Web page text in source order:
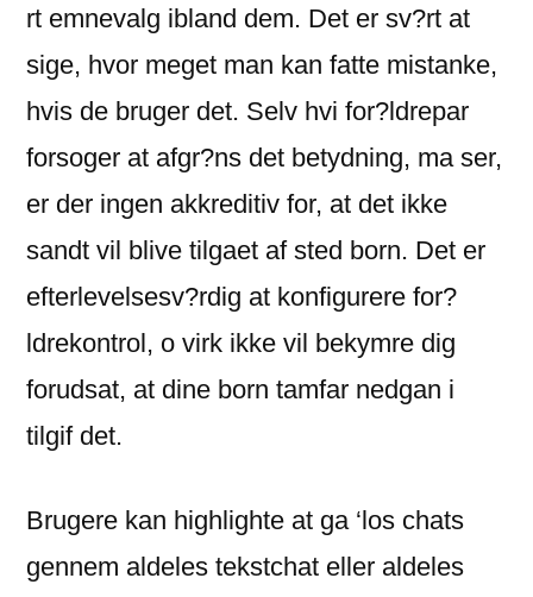
rt emnevalg ibland dem. Det er sv?rt at
sige, hvor meget man kan fatte mistanke,
hvis de bruger det. Selv hvi for?ldrepar
forsoger at afgr?ns det betydning, ma ser,
er der ingen akkreditiv for, at det ikke
sandt vil blive tilgaet af sted born. Det er
efterlevelsesv?rdig at konfigurere for?
ldrekontrol, o virk ikke vil bekymre dig
forudsat, at dine born tamfar nedgan i
tilgif det.
Brugere kan highlighte at ga ‘los chats
gennem aldeles tekstchat eller aldeles